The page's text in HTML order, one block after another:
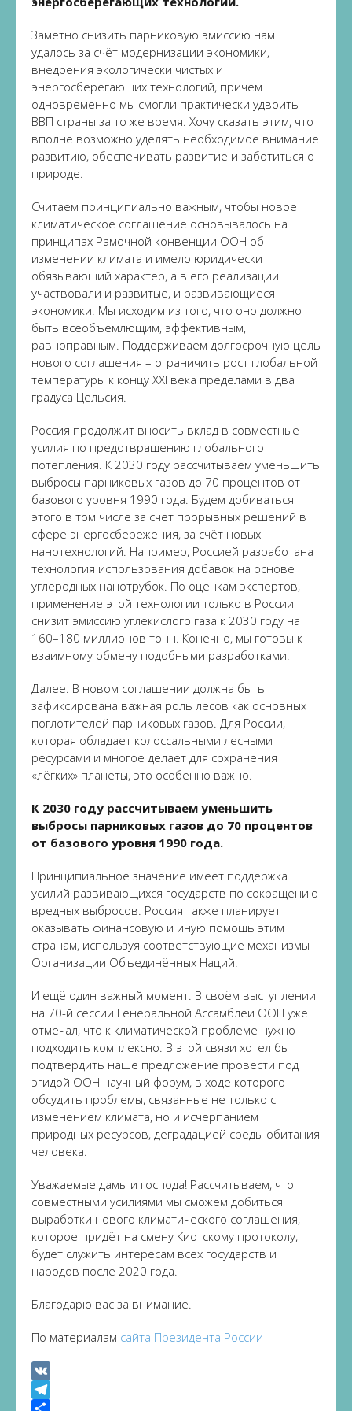
Заметно снизить парниковую эмиссию нам
удалось за счёт модернизации экономики,
внедрения экологически чистых и
энергосберегающих технологий, причём
одновременно мы смогли практически удвоить
ВВП страны за то же время. Хочу сказать этим, что
вполне возможно уделять необходимое внимание
развитию, обеспечивать развитие и заботиться о
природе.
Считаем принципиально важным, чтобы новое
климатическое соглашение основывалось на
принципах Рамочной конвенции ООН об
изменении климата и имело юридически
обязывающий характер, а в его реализации
участвовали и развитые, и развивающиеся
экономики. Мы исходим из того, что оно должно
быть всеобъемлющим, эффективным,
равноправным. Поддерживаем долгосрочную цель
нового соглашения – ограничить рост глобальной
температуры к концу XXI века пределами в два
градуса Цельсия.
Россия продолжит вносить вклад в совместные
усилия по предотвращению глобального
потепления. К 2030 году рассчитываем уменьшить
выбросы парниковых газов до 70 процентов от
базового уровня 1990 года. Будем добиваться
этого в том числе за счёт прорывных решений в
сфере энергосбережения, за счёт новых
нанотехнологий. Например, Россией разработана
технология использования добавок на основе
углеродных нанотрубок. По оценкам экспертов,
применение этой технологии только в России
снизит эмиссию углекислого газа к 2030 году на
160–180 миллионов тонн. Конечно, мы готовы к
взаимному обмену подобными разработками.
Далее. В новом соглашении должна быть
зафиксирована важная роль лесов как основных
поглотителей парниковых газов. Для России,
которая обладает колоссальными лесными
ресурсами и многое делает для сохранения
«лёгких» планеты, это особенно важно.
К 2030 году рассчитываем уменьшить
выбросы парниковых газов до 70 процентов
от базового уровня 1990 года.
Принципиальное значение имеет поддержка
усилий развивающихся государств по сокращению
вредных выбросов. Россия также планирует
оказывать финансовую и иную помощь этим
странам, используя соответствующие механизмы
Организации Объединённых Наций.
И ещё один важный момент. В своём выступлении
на 70-й сессии Генеральной Ассамблеи ООН уже
отмечал, что к климатической проблеме нужно
подходить комплексно. В этой связи хотел бы
подтвердить наше предложение провести под
эгидой ООН научный форум, в ходе которого
обсудить проблемы, связанные не только с
изменением климата, но и исчерпанием
природных ресурсов, деградацией среды обитания
человека.
Уважаемые дамы и господа! Рассчитываем, что
совместными усилиями мы сможем добиться
выработки нового климатического соглашения,
которое придёт на смену Киотскому протоколу,
будет служить интересам всех государств и
народов после 2020 года.
Благодарю вас за внимание.
По материалам сайта Президента России
VK